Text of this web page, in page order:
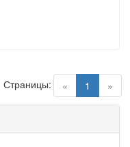
« 1 (current)
»
Страницы: